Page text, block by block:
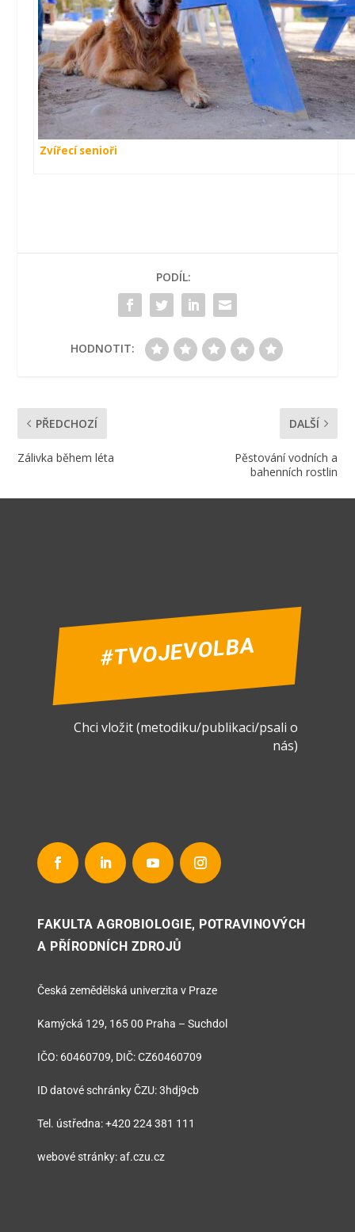
Zvířecí senioři
PODÍL:
HODNOTIT:
PŘEDCHOZÍ
Zálivka během léta
DALŠÍ
Pěstování vodních a
bahenních rostlin
#TVOJEVOLBA
Chci vložit (metodiku/publikaci/psali o
nás)
FAKULTA AGROBIOLOGIE, POTRAVINOVÝCH
A PŘÍRODNÍCH ZDROJŮ
Česká zemědělská univerzita v Praze
Kamýcká 129, 165 00 Praha – Suchdol
IČO: 60460709, DIČ: CZ60460709
ID datové schránky ČZU: 3hdj9cb
Tel. ústředna: +420 224 381 111
webové stránky: af.czu.cz